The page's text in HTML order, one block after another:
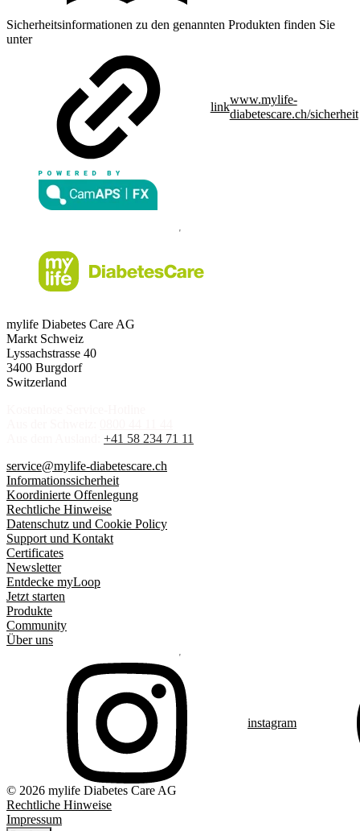
Sicherheitsinformationen zu den genannten Produkten finden Sie
unter
link
www.mylife-
diabetescare.ch/sicherheit
mylife Diabetes Care AG
Markt Schweiz
Lyssachstrasse 40
3400 Burgdorf
Switzerland
+41 58 234 71 11
service@mylife-diabetescare.ch
Informationssicherheit
Koordinierte Offenlegung
Rechtliche Hinweise
Datenschutz und Cookie Policy
Support und Kontakt
Certificates
Newsletter
Entdecke myLoop
Jetzt starten
Produkte
Community
Über uns
instagram
© 2026 mylife Diabetes Care AG
Rechtliche Hinweise
Impressum